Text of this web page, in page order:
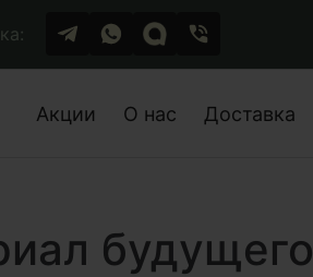
Акции О нас Доставка
будущего